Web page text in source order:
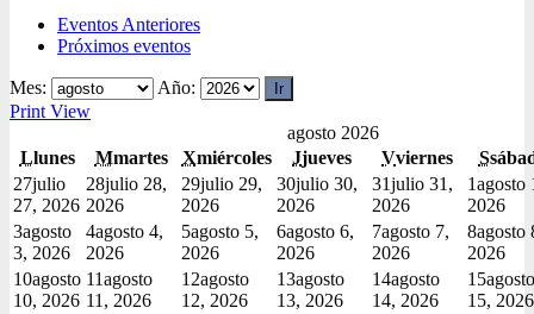
Eventos Anteriores
Próximos eventos
Mes:
Año:
Print View
agosto 2026
Llunes Mmartes Xmiércoles Jjueves Vviernes S
27julio
27, 2026
28julio 28,
2026
29julio 29,
2026
30julio 30,
2026
31julio 31,
2026
1agosto
2026
3agosto
3, 2026
4agosto 4,
2026
5agosto 5,
2026
6agosto 6,
2026
7agosto 7,
2026
8agosto
2026
10agosto
10, 2026
11agosto
11, 2026
12agosto
12, 2026
13agosto
13, 2026
14agosto
14, 2026
15agosto
15, 2026